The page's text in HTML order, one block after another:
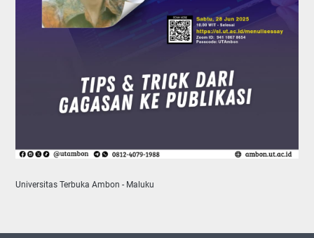
Universitas Terbuka Ambon - Maluku